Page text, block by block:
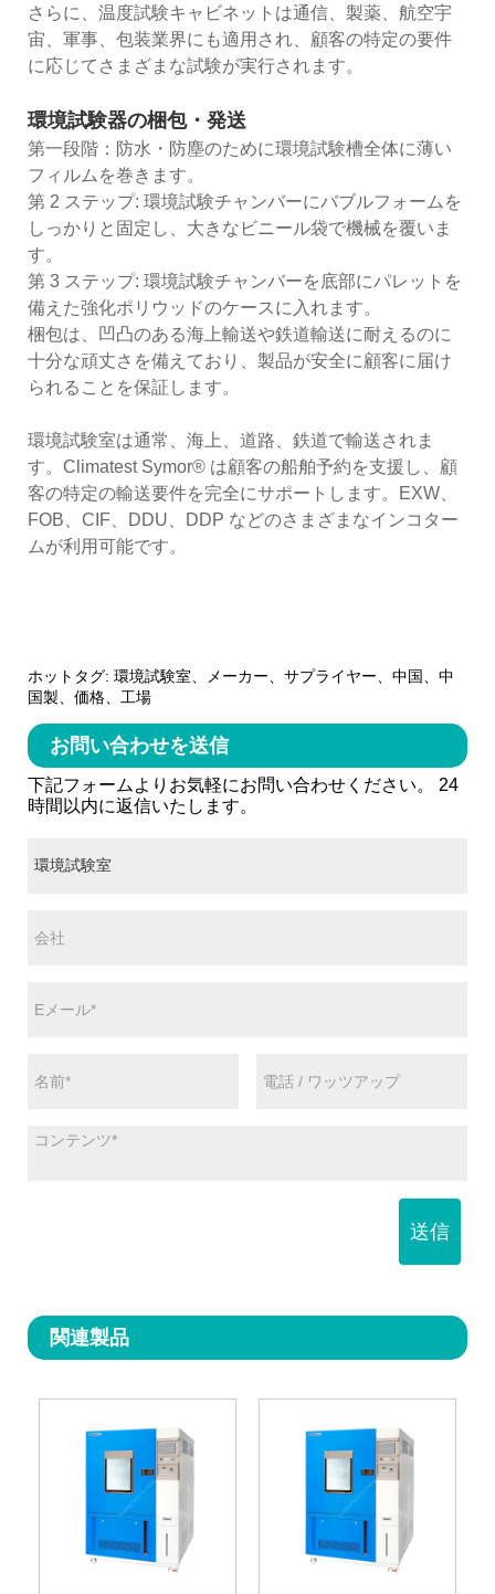
さらに、温度試験キャビネットは通信、製薬、航空宇
宙、軍事、包装業界にも適用され、顧客の特定の要件
に応じてさまざまな試験が実行されます。
環境試験器の梱包・発送
第一段階：防水・防塵のために環境試験槽全体に薄い
フィルムを巻きます。
第 2 ステップ: 環境試験チャンバーにバブルフォームを
しっかりと固定し、大きなビニール袋で機械を覆いま
す。
第 3 ステップ: 環境試験チャンバーを底部にパレットを
備えた強化ポリウッドのケースに入れます。
梱包は、凹凸のある海上輸送や鉄道輸送に耐えるのに
十分な頑丈さを備えており、製品が安全に顧客に届け
られることを保証します。
環境試験室は通常、海上、道路、鉄道で輸送されま
す。Climatest Symor® は顧客の船舶予約を支援し、顧
客の特定の輸送要件を完全にサポートします。EXW、
FOB、CIF、DDU、DDP などのさまざまなインコター
ムが利用可能です。
ホットタグ: 環境試験室、メーカー、サプライヤー、中国、中
国製、価格、工場
お問い合わせを送信
下記フォームよりお気軽にお問い合わせください。 24
時間以内に返信いたします。
送信
関連製品